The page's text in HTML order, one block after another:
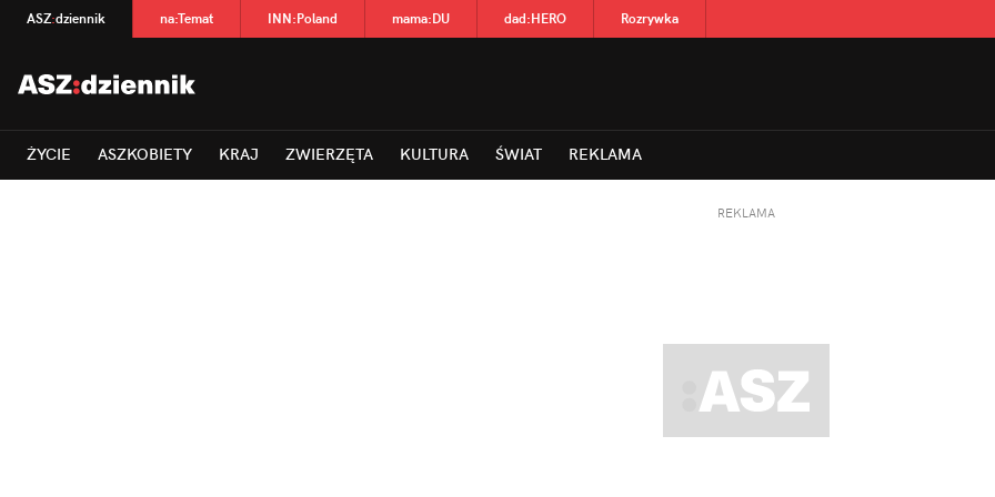
ASZ:dziennik na:Temat INN:Poland mama:DU dad:HERO Rozrywka
ŻYCIE ASZKOBIETY KRAJ ZWIERZĘTA KULTURA ŚWIAT REKLAMA
REKLAMA